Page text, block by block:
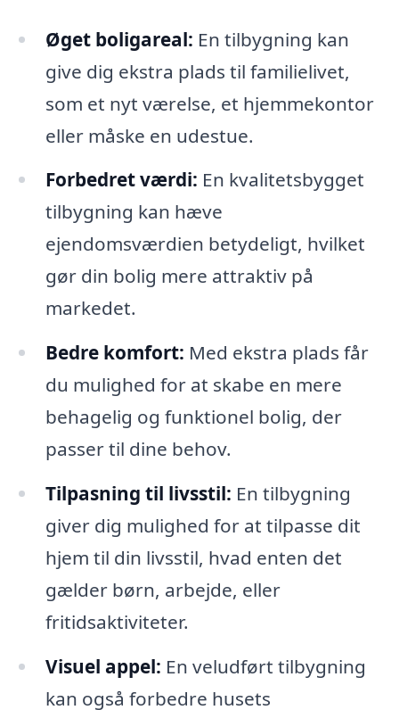
Øget boligareal: En tilbygning kan
give dig ekstra plads til familielivet,
som et nyt værelse, et hjemmekontor
eller måske en udestue.
Forbedret værdi: En kvalitetsbygget
tilbygning kan hæve
ejendomsværdien betydeligt, hvilket
gør din bolig mere attraktiv på
markedet.
Bedre komfort: Med ekstra plads får
du mulighed for at skabe en mere
behagelig og funktionel bolig, der
passer til dine behov.
Tilpasning til livsstil: En tilbygning
giver dig mulighed for at tilpasse dit
hjem til din livsstil, hvad enten det
gælder børn, arbejde, eller
fritidsaktiviteter.
Visuel appel: En veludført tilbygning
kan også forbedre husets